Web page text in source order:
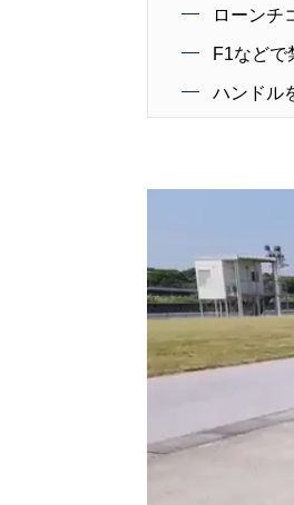
ローンチ
F1など
ハンドル